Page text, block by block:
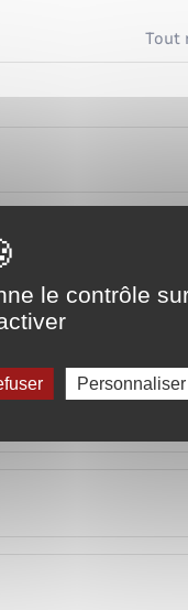
Tout
le contrôle
Personnaliser